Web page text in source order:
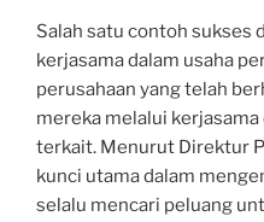
Salah satu contoh sukses
kerjasama dalam usaha
perusahaan yang telah
mereka melalui
terkait. Menurut Direktur
kunci utama dalam
selalu mencari peluang